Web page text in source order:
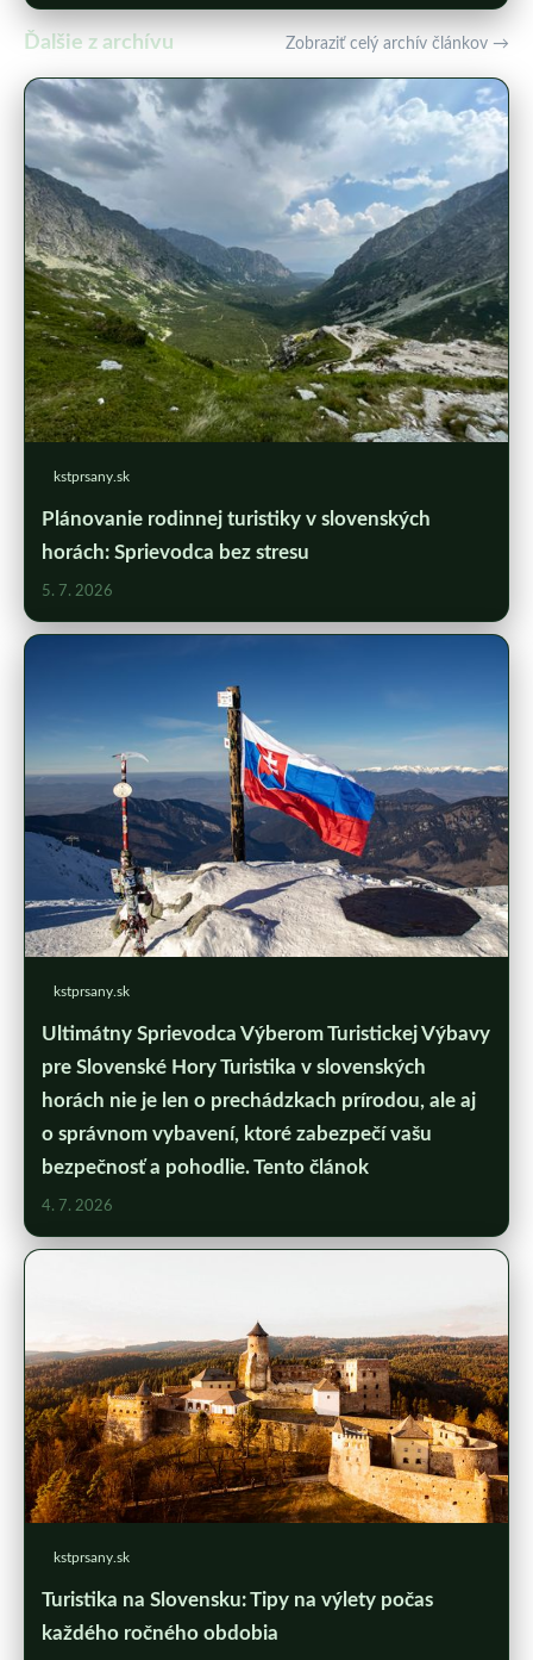
Ďalšie z archívu Zobraziť celý archív článkov →
kstprsany.sk
Plánovanie rodinnej turistiky v slovenských
horách: Sprievodca bez stresu
5. 7. 2026
kstprsany.sk
Ultimátny Sprievodca Výberom Turistickej Výbavy
pre Slovenské Hory Turistika v slovenských
horách nie je len o prechádzkach prírodou, ale aj
o správnom vybavení, ktoré zabezpečí vašu
bezpečnosť a pohodlie. Tento článok
4. 7. 2026
kstprsany.sk
Turistika na Slovensku: Tipy na výlety počas
každého ročného obdobia